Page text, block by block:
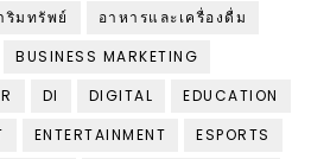
ริมทรัพย์
อาหารและเครื่องดื่ม
BUSINESS MARKETING
DI DIGITAL
EDUCATION
ENTERTAINMENT
ESPORTS